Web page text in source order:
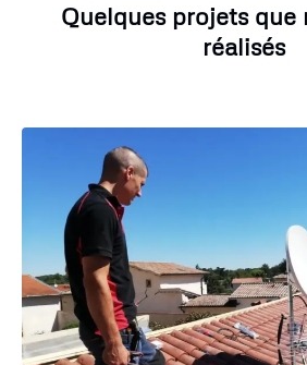
Quelques projets que
réalisés